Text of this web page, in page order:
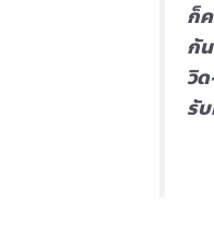
ก็
กั
วิ
รั